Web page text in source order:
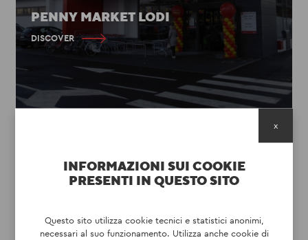
PENNY MARKET LODI
DISCOVER
INFORMAZIONI SUI COOKIE
PRESENTI IN QUESTO SITO
Questo sito utilizza cookie tecnici e statistici anonimi,
necessari al suo funzionamento. Utilizza anche cookie di
x